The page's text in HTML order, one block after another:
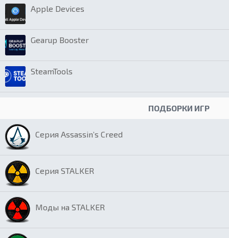
Apple Devices
Gearup Booster
SteamTools
ПОДБОРКИ ИГР
Серия Assassin’s Creed
Серия STALKER
Моды на STALKER